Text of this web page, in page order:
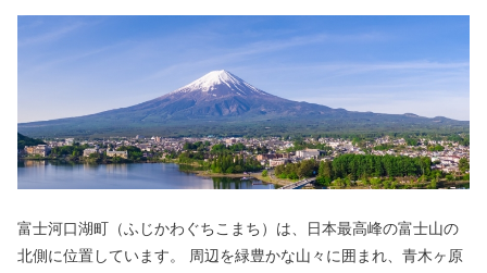
富士河口湖町（ふじかわぐちこまち）は、日本最高峰の富士山の
北側に位置しています。 周辺を緑豊かな山々に囲まれ、青木ヶ原